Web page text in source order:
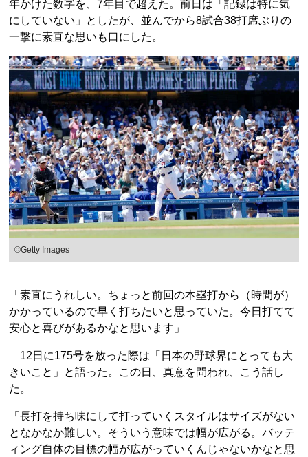
年かけた数字を、7年目で超えた。前日は「記録は特に気
にしていない」としたが、並んでから8試合38打席ぶりの
一撃に素直な思いも口にした。
©Getty Images
「素直にうれしい。ちょっと前回の本塁打から（時間が）
かかっているので早く打ちたいと思っていた。今日打てて
安心と喜びがあるかなと思います」
12日に175号を放った際は「日本の野球界にとっても大
きいこと」と語った。この日、真意を問われ、こう話し
た。
「長打を持ち味にして打っていくスタイルはサイズがない
となかなか難しい。そういう意味では幅が広がる。バッテ
ィング自体の目標の幅が広がっていくんじゃないかなと思